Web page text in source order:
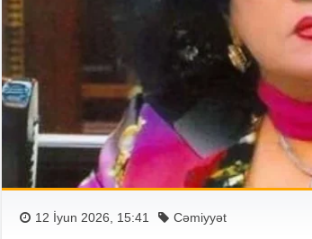
12 İyun 2026, 15:41 Cəmiyyət